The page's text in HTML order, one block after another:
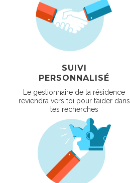
SUIVI
PERSONNALISÉ
Le gestionnaire de la résidence
reviendra vers toi pour t’aider dans
tes recherches